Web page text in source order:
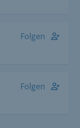
Folgen
Folgen